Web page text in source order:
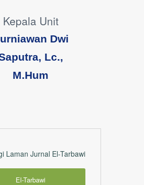
Kepala Unit
Dwi
Lc.,
M.Hum
Laman Jurnal El-Tarbawi
El-Tarbawi